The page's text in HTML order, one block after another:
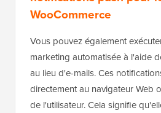
WooCommerce
Vous pouvez également
marketing automatisée à l'aide
au lieu d'e-mails. Ces
directement au navigateur Web
de l'utilisateur. Cela signifie